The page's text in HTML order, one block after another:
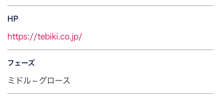
HP
https://tebiki.co.jp/
フェーズ
ミドル～グロース